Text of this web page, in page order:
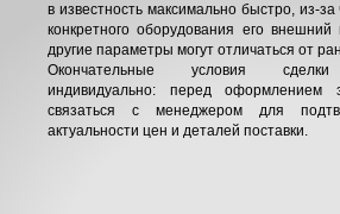
в известность максимально быстро, из-
конкретного оборудования его
другие параметры могут отличаться от
Окончательные условия сделки
индивидуально: перед оформлением
связаться с менеджером для
актуальности цен и деталей поставки.